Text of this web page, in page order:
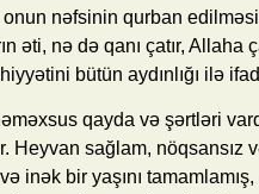
nəfsinin qurban
əti, nə də qanı çatır, Allaha
bütün aydınlığı ilə
qayda və şərtləri
sağlam, nöqsansız
inək bir yaşını